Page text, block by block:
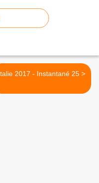
Italie 2017 - Instantané 25 >